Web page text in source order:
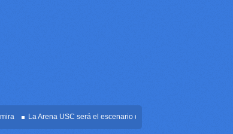
La Arena USC será el escenario de la posesión presidencial de